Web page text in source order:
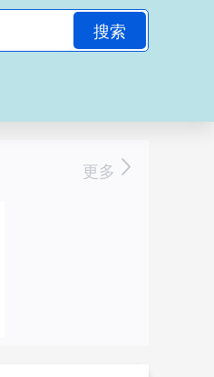
搜索
更多